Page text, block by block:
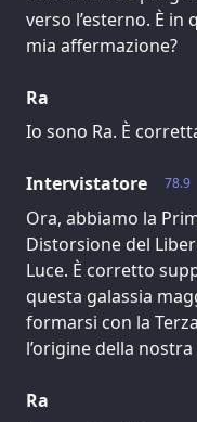
verso l’esterno. È
mia affermazione?
Ra
Io sono Ra. È
78.9
Intervistatore
Ora, abbiamo la
Distorsione del
Luce. È corretto
questa galassia
formarsi con la
l’origine della
Ra